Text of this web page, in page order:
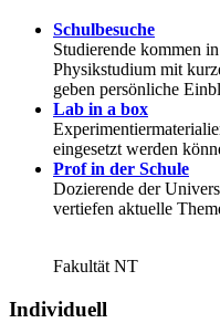
Schulbesuche
Studierende kommen
Physikstudium mit
geben persönliche
Lab in a box
eingesetzt werden
Prof in der Schule
Dozierende der
vertiefen aktuelle
Fakultät NT
Individuell